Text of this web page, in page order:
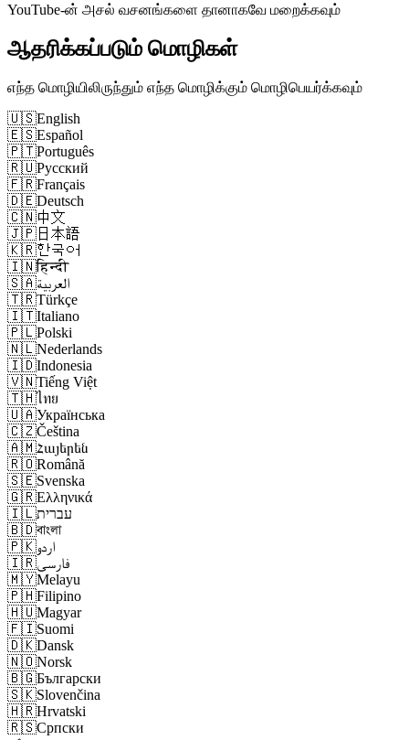
YouTube-ன் அசல் வசனங்களை தானாகவே மறைக்கவும்
ஆதரிக்கப்படும் மொழிகள்
எந்த மொழியிலிருந்தும் எந்த மொழிக்கும் மொழிபெயர்க்கவும்
🇺🇸English
🇪🇸Español
🇵🇹Português
🇷🇺Русский
🇫🇷Français
🇩🇪Deutsch
🇨🇳中文
🇯🇵 日本語
🇰🇷한국어
🇮🇳हिन्दी
🇸🇦العربية
🇹🇷Türkçe
🇮🇹Italiano
🇵🇱Polski
🇳🇱Nederlands
🇮🇩Indonesia
🇻🇳Tiếng Việt
🇹🇭ไทย
🇺🇦Українська
🇨🇿Čeština
🇦🇲Հայերեն
🇷🇴Română
🇸🇪Svenska
🇬🇷Ελληνικά
🇮🇱עברית
🇧🇩বাংলা
🇵🇰اردو
🇮🇷فارسی
🇲🇾Melayu
🇵🇭Filipino
🇭🇺Magyar
🇫🇮Suomi
🇩🇰Dansk
🇳🇴Norsk
🇧🇬Български
🇸🇰Slovenčina
🇭🇷Hrvatski
🇷🇸Српски